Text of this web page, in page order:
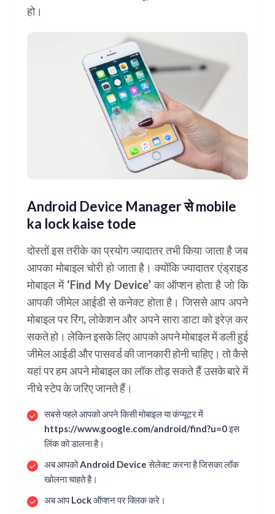
हो।
Android Device Manager से mobile
ka lock kaise tode
दोस्तों इस तरीके का प्रयोग ज्यादातर तभी किया जाता है जब
आपका मोबाइल चोरी हो जाता है। क्योंकि ज्यादातर एंड्राइड
मोबाइल में ‘Find My Device’ का ऑप्शन होता है जो कि
आपकी जीमेल आईडी से कनेक्ट होता है। जिससे आप अपने
मोबाइल पर रिंग, लोकेशन और अपने सारा डाटा को इरेज़ कर
सकते हो। लेकिन इसके लिए आपको अपने मोबाइल में डली हुई
जीमेल आईडी और पासवर्ड की जानकारी होनी चाहिए। तो कैसे
यहां पर हम अपने मोबाइल का लॉक तोड़ सकते हैं उसके बारे में
नीचे स्टेप के जरिए जानते हैं।
सबसे पहले आपको अपने किसी मोबाइल या कंप्यूटर में
https://www.google.com/android/find?u=0 इस
लिंक को डालना है।
अब आपको Android Device सेलेक्ट करना है जिसका लॉक
खोलना चाहते है।
अब आप Lock ऑप्शन पर क्लिक करे।